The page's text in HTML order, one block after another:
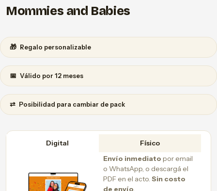
Mommies and Babies
🎁 Regalo personalizable
📅 Válido por 12 meses
⇄ Posibilidad para cambiar de pack
Digital
Físico
Envío inmediato por email
o WhatsApp, o descargá el
PDF en el acto. Sin costo
de envío.